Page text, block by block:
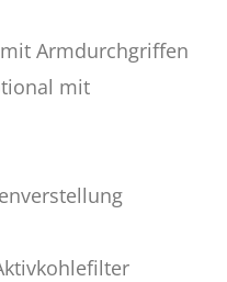
Armdurchgriffen
mit